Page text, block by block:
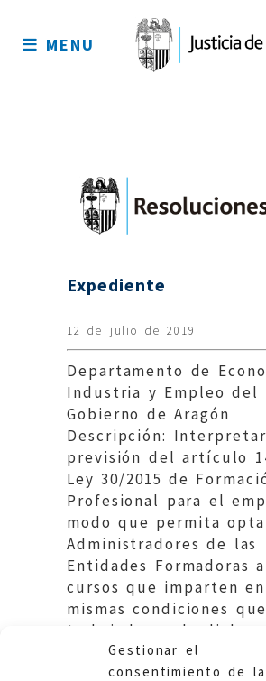
Gestionar el
consentimiento de
sitio
MENU
Expediente
12 de julio de 2019
Departamento de
Industria y Empleo del
Gobierno de Aragón
Descripción:
previsión del artículo
Ley 30/2015 de
Profesional para el
modo que permita
Administradores de las
Entidades Formadoras
cursos que imparten
mismas condiciones
trabajadores de dichas
entidades.